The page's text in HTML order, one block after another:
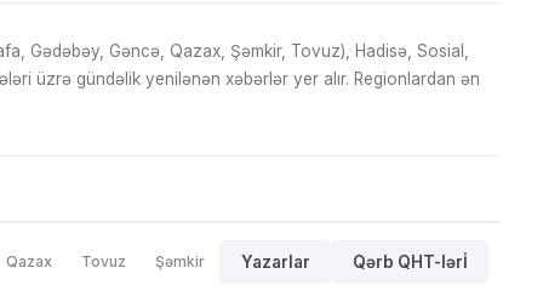
Gədəbəy, Gəncə, Qazax, Şəmkir, Tovuz), Hadisə, Sosial,
üzrə gündəlik yenilənən xəbərlər yer alır. Regionlardan ən
Qazax Tovuz Şəmkir Yazarlar Qərb QHT-lərİ